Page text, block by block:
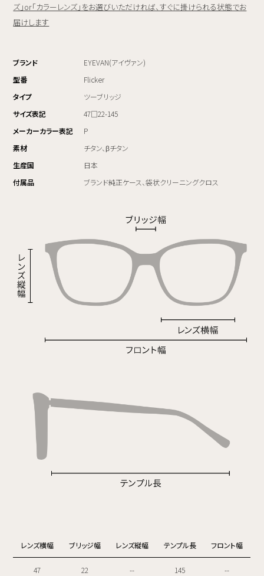
ズ」or「カラーレンズ」をお選びいただければ、すぐに掛けられる状態でお
届けします
ブランド
EYEVAN(アイヴァン)
型番
Flicker
タイプ
ツーブリッジ
サイズ表記
47□22-145
メーカーカラー表記
P
素材
チタン、βチタン
生産国
日本
付属品
ブランド純正ケース、袋状クリーニングクロス
レンズ横幅 ブリッジ幅 レンズ縦幅 テンプル長 フロント幅
47 22 -- 145 --